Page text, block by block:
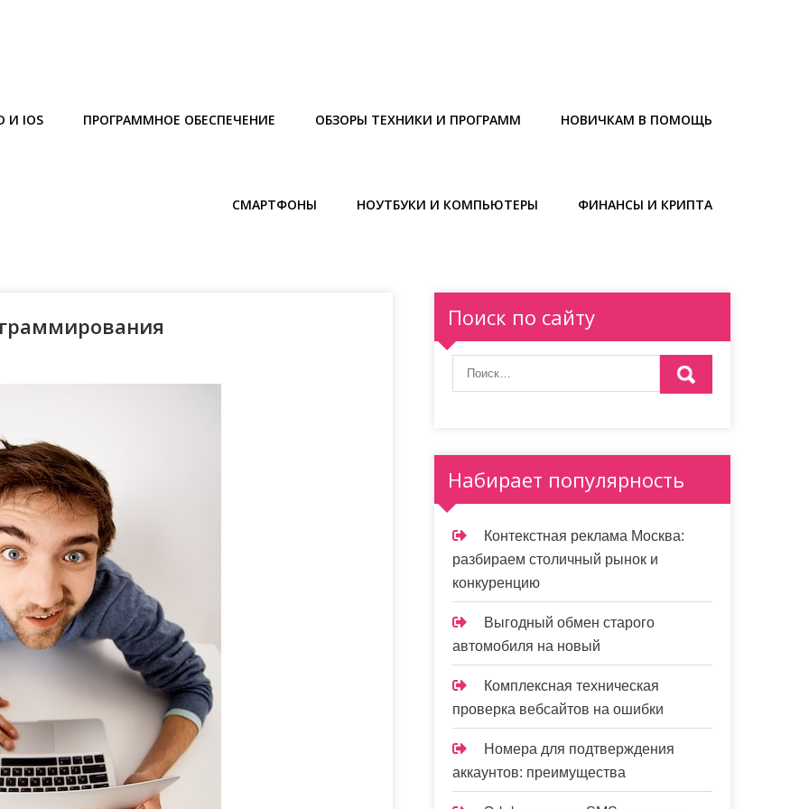
И IOS ПРОГРАММНОЕ ОБЕСПЕЧЕНИЕ ОБЗОРЫ ТЕХНИКИ И ПРОГРАММ НОВИЧКАМ В ПОМОЩЬ
СМАРТФОНЫ НОУТБУКИ И КОМПЬЮТЕРЫ ФИНАНСЫ И КРИПТА
Поиск по сайту
Набирает популярность
Контекстная реклама Москва:
разбираем столичный рынок и
конкуренцию
Выгодный обмен старого
автомобиля на новый
Комплексная техническая
проверка вебсайтов на ошибки
Номера для подтверждения
аккаунтов: преимущества